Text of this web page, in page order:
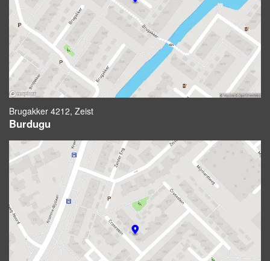
Brugakker 4212, Zeist
Burdugu